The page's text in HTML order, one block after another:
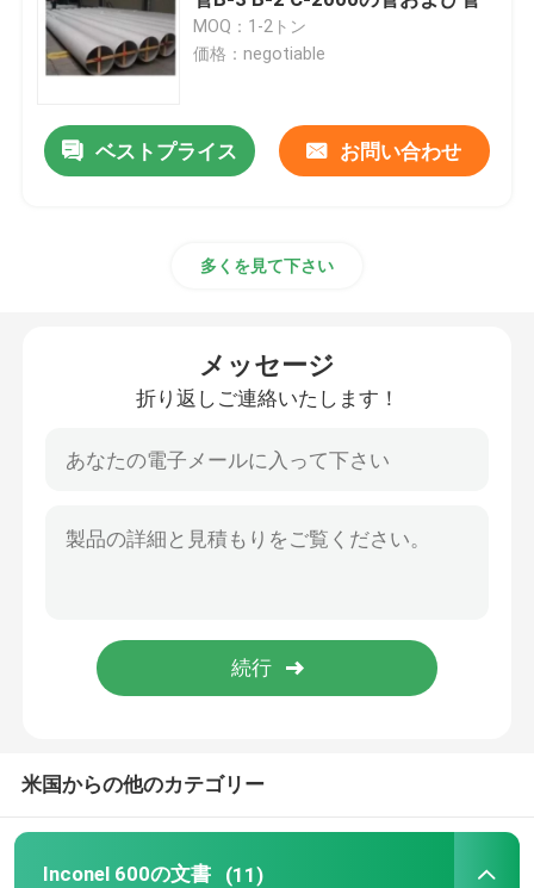
インコロイ800H
インコロイ800HT
モネル合金 400
MOQ：1-2トン
価格：negotiable
ベストプライス お問い合わせ
多くを見て下さい
メッセージ
折り返しご連絡いたします！
米国からの他のカテゴリー
Inconel 600の文書 (11)